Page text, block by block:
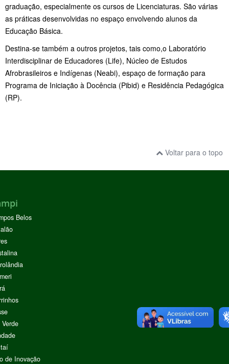
graduação, especialmente os cursos de Licenciaturas. São várias
as práticas desenvolvidas no espaço envolvendo alunos da
Educação Básica.
Destina-se também a outros projetos, tais como,o Laboratório
Interdisciplinar de Educadores (Life), Núcleo de Estudos
Afrobrasileiros e Indígenas (Neabi), espaço de formação para
Programa de Iniciação à Docência (Pibid) e Residência Pedagógica
(RP).
Voltar para o topo
Belos
de Inovação